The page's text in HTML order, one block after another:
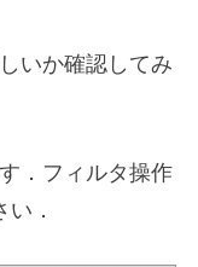
いか確認してみ
．フィルタ操作
．